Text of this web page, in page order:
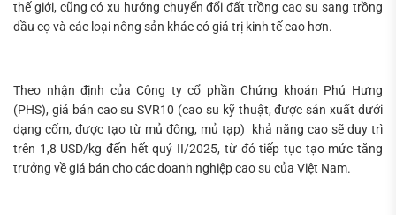
thế giới, cũng có xu hướng chuyển đổi đất trồng cao su sang trồng
dầu cọ và các loại nông sản khác có giá trị kinh tế cao hơn.
Theo nhận định của Công ty cổ phần Chứng khoán Phú Hưng
(PHS), giá bán cao su SVR10 (cao su kỹ thuật, được sản xuất dưới
dạng cốm, được tạo từ mủ đông, mủ tạp) khả năng cao sẽ duy trì
trên 1,8 USD/kg đến hết quý II/2025, từ đó tiếp tục tạo mức tăng
trưởng về giá bán cho các doanh nghiệp cao su của Việt Nam.